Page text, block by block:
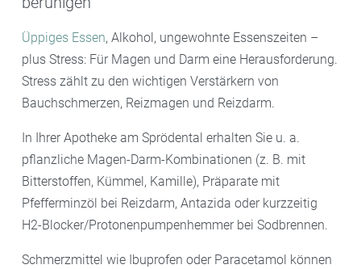
Üppiges Essen, Alkohol, ungewohnte Essenszeiten –
plus Stress: Für Magen und Darm eine Herausforderung.
Stress zählt zu den wichtigen Verstärkern von
Bauchschmerzen, Reizmagen und Reizdarm.
In Ihrer Apotheke am Sprödental erhalten Sie u. a.
pflanzliche Magen-Darm-Kombinationen (z. B. mit
Bitterstoffen, Kümmel, Kamille), Präparate mit
Pfefferminzöl bei Reizdarm, Antazida oder kurzzeitig
H2-Blocker/Protonenpumpenhemmer bei Sodbrennen.
Schmerzmittel wie Ibuprofen oder Paracetamol können